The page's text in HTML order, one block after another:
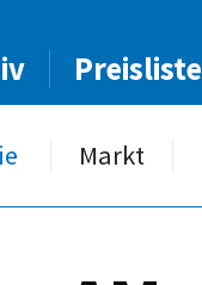
Preisliste
Markt